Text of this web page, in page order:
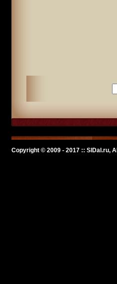
Copyright © 2009 - 2017 :: SlDal.ru,